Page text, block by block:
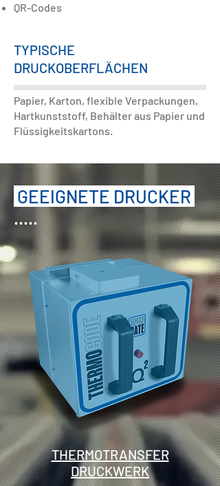
QR-Codes
TYPISCHE
DRUCKOBERFLÄCHEN
Papier, Karton, flexible Verpackungen,
Hartkunststoff, Behälter aus Papier und
Flüssigkeitskartons.
GEEIGNETE DRUCKER
.....
THERMOTRANSFER
DRUCKWERK